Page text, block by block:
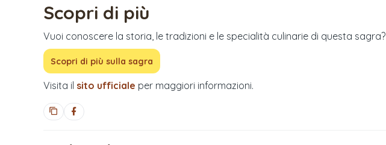
Scopri di più
Vuoi conoscere la storia, le tradizioni e le specialità culinarie di questa sagra?
Scopri di più sulla sagra
Visita il sito ufficiale per maggiori informazioni.